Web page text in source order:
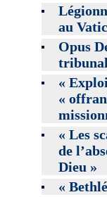
au
Opus
tribunal
«
«
« Les
de
Dieu »
«